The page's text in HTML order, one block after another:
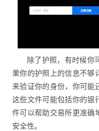
除了护照，有时候你
果你的护照上的信息不够
来验证你的身份，你可能
这些文件可能包括你的银
件可以帮助交易所更准确
安全性。